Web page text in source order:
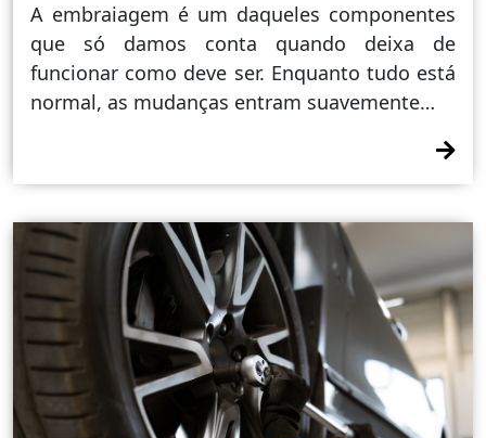
A embraiagem é um daqueles componentes
que só damos conta quando deixa de
funcionar como deve ser. Enquanto tudo está
normal, as mudanças entram suavemente…